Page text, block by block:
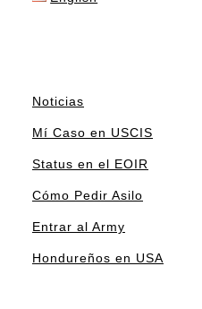
Noticias
Mí Caso en USCIS
Status en el EOIR
Cómo Pedir Asilo
Entrar al Army
Hondureños en USA